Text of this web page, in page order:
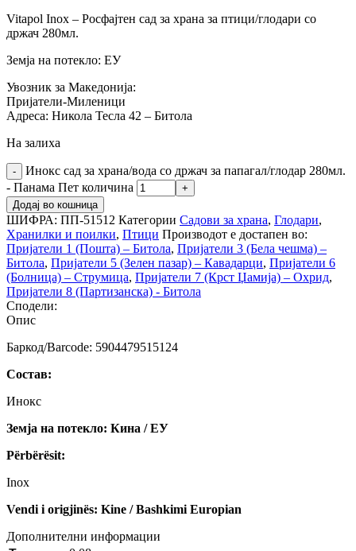
Vitapol Inox – Росфајтен сад за храна за птици/глодари со
држач 280мл.
Земја на потекло: ЕУ
Увозник за Македонија:
Пријатели-Миленици
Адреса: Никола Тесла 42 – Битола
На залиха
Инокс сад за храна/вода со држач за папагал/глодар 280мл.
- Панама Пет количина
Додај во кошница
ШИФРА: ПП-51512 Категории Садови за храна, Глодари,
Хранилки и поилки, Птици Производот е достапен во:
Пријатели 1 (Пошта) – Битола, Пријатели 3 (Бела чешма) –
Битола, Пријатели 5 (Зелен пазар) – Кавадарци, Пријатели 6
(Болница) – Струмица, Пријатели 7 (Крст Џамија) – Охрид,
Пријатели 8 (Партизанска) - Битола
Сподели:
Опис
Баркод/Barcode: 5904479515124
Состав:
Инокс
Земја на потекло: Кина / ЕУ
Përbërësit:
Inox
Vendi i origjinës: Kine / Bashkimi Europian
Дополнителни информации